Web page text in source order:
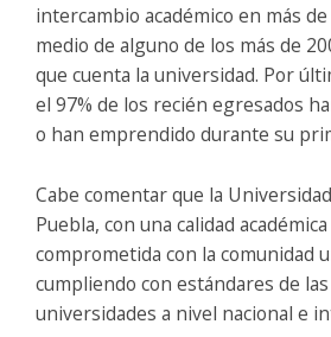
intercambio académico en más
medio de alguno de los más de
que cuenta la universidad. Por
el 97% de los recién egresados
o han emprendido durante su
Cabe comentar que la
Puebla, con una calidad
comprometida con la comunidad
cumpliendo con estándares de
universidades a nivel nacional e